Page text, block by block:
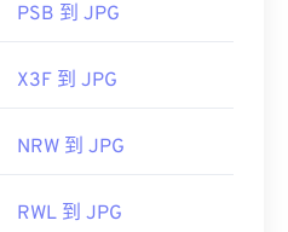
PSB 到 JPG
X3F 到 JPG
NRW 到 JPG
RWL 到 JPG